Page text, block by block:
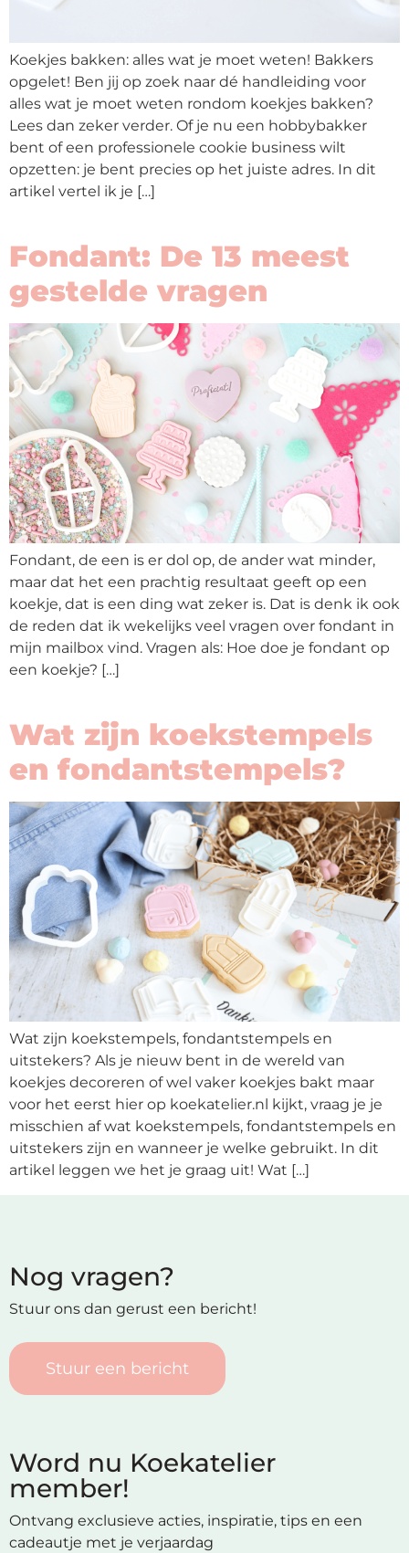
Maatwerk
Cursussen
Gratis
Koekjes bakken: alles wat je moet weten! Bakkers
opgelet! Ben jij op zoek naar dé handleiding voor
alles wat je moet weten rondom koekjes bakken?
Lees dan zeker verder. Of je nu een hobbybakker
bent of een professionele cookie business wilt
opzetten: je bent precies op het juiste adres. In dit
artikel vertel ik je […]
Fondant: De 13 meest
gestelde vragen
Fondant, de een is er dol op, de ander wat minder,
maar dat het een prachtig resultaat geeft op een
koekje, dat is een ding wat zeker is. Dat is denk ik ook
de reden dat ik wekelijks veel vragen over fondant in
mijn mailbox vind. Vragen als: Hoe doe je fondant op
een koekje? […]
Wat zijn koekstempels
en fondantstempels?
Wat zijn koekstempels, fondantstempels en
uitstekers? Als je nieuw bent in de wereld van
koekjes decoreren of wel vaker koekjes bakt maar
voor het eerst hier op koekatelier.nl kijkt, vraag je je
misschien af wat koekstempels, fondantstempels en
uitstekers zijn en wanneer je welke gebruikt. In dit
artikel leggen we het je graag uit! Wat […]
Nog vragen?
Stuur ons dan gerust een bericht!
Stuur een bericht
Word nu Koekatelier
member!
Ontvang exclusieve acties, inspiratie, tips en een
cadeautje met je verjaardag